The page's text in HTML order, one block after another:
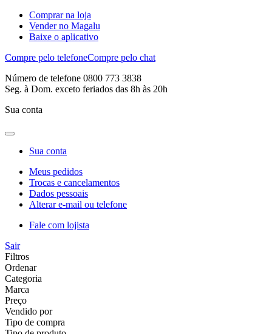
Comprar na loja
Vender no Magalu
Baixe o aplicativo
Compre pelo telefoneCompre pelo chat
Número de telefone 0800 773 3838
Seg. à Dom. exceto feriados das 8h às 20h
Sua conta
Sua conta
Meus pedidos
Trocas e cancelamentos
Dados pessoais
Alterar e-mail ou telefone
Fale com lojista
Sair
Filtros
Ordenar
Categoria
Marca
Preço
Vendido por
Tipo de compra